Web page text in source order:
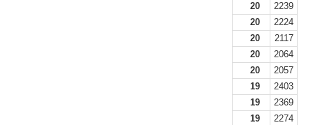
20
2239
20
2224
20
2117
20
2064
20
2057
19
2403
19
2369
19
2274